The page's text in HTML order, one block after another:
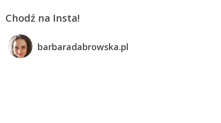
Chodź na Insta!
barbaradabrowska.pl